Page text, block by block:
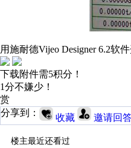
用施耐德Vijeo Designer 6.2软
下载附件需5积分！
1分不嫌少！
赏
分享到：
收藏 邀请回
楼主最近还看过